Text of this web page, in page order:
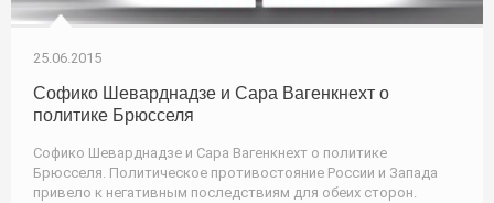
25.06.2015
Софико Шеварднадзе и Сара Вагенкнехт о
политике Брюсселя
Софико Шеварднадзе и Сара Вагенкнехт о политике
Брюсселя. Политическое противостояние России и Запада
привело к негативным последствиям для обеих сторон.